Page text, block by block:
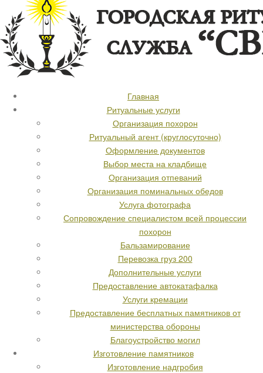
Главная
Ритуальные услуги
Организация похорон
Ритуальный агент (круглосуточно)
Оформление документов
Выбор места на кладбище
Организация отпеваний
Организация поминальных обедов
Услуга фотографа
Сопровождение специалистом всей процессии
похорон
Бальзамирование
Перевозка груз 200
Дополнительные услуги
Предоставление автокатафалка
Услуги кремации
Предоставление бесплатных памятников от
министерства обороны
Благоустройство могил
Изготовление памятников
Изготовление надгробия